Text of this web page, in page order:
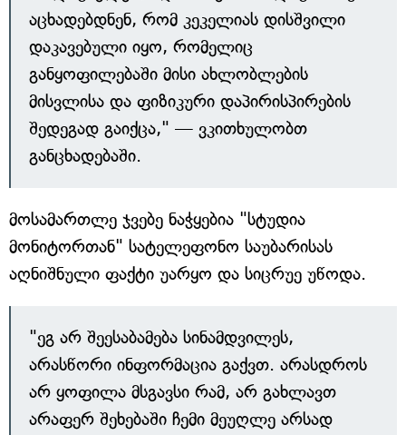
აცხადებდნენ, რომ კეკელიას დისშვილი
დაკავებული იყო, რომელიც
განყოფილებაში მისი ახლობლების
მისვლისა და ფიზიკური დაპირისპირების
შედეგად გაიქცა," — ვკითხულობთ
განცხადებაში.
მოსამართლე ჯვებე ნაჭყებია "სტუდია
მონიტორთან" სატელეფონო საუბარისას
აღნიშნული ფაქტი უარყო და სიცრუე უწოდა.
"ეგ არ შეესაბამება სინამდვილეს,
არასწორი ინფორმაცია გაქვთ. არასდროს
არ ყოფილა მსგავსი რამ, არ გახლავთ
არაფერ შეხებაში ჩემი მეუღლე არსად